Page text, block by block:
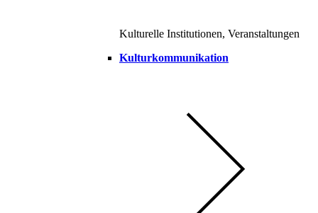
Kulturelle Institutionen, Veranstaltungen
Kulturkommunikation